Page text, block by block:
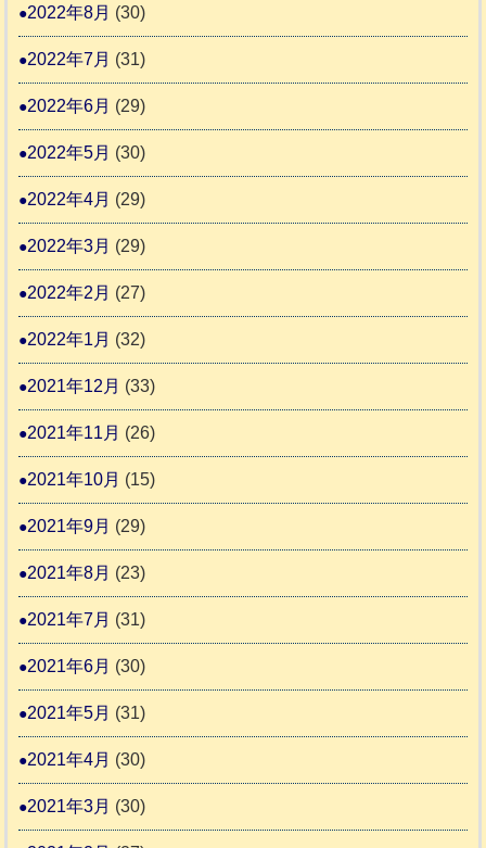
2022年8月 (30)
2022年7月 (31)
2022年6月 (29)
2022年5月 (30)
2022年4月 (29)
2022年3月 (29)
2022年2月 (27)
2022年1月 (32)
2021年12月 (33)
2021年11月 (26)
2021年10月 (15)
2021年9月 (29)
2021年8月 (23)
2021年7月 (31)
2021年6月 (30)
2021年5月 (31)
2021年4月 (30)
2021年3月 (30)